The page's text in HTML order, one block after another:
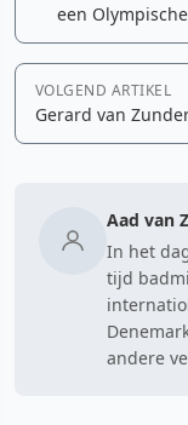
een
VOLGEND ARTIKEL
Gerard van
Aad van
In het
tijd
andere